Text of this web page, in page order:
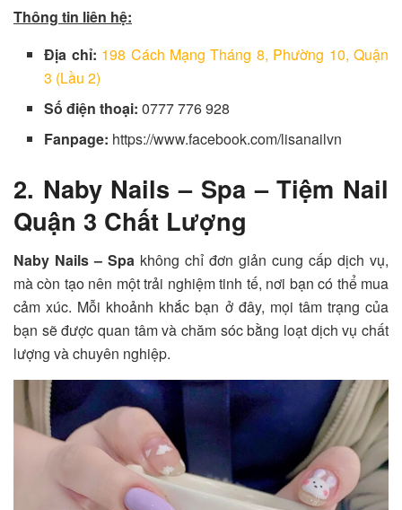
Thông tin liên hệ:
Địa chỉ: 198 Cách Mạng Tháng 8, Phường 10, Quận
3 (Lầu 2)
Số điện thoại:0777 776 928
Fanpage: https://www.facebook.com/lisanailvn
2. Naby Nails – Spa – Tiệm Nail
Quận 3 Chất Lượng
Naby Nails – Spa không chỉ đơn giản cung cấp dịch vụ,
mà còn tạo nên một trải nghiệm tinh tế, nơi bạn có thể mua
cảm xúc. Mỗi khoảnh khắc bạn ở đây, mọi tâm trạng của
bạn sẽ được quan tâm và chăm sóc bằng loạt dịch vụ chất
lượng và chuyên nghiệp.